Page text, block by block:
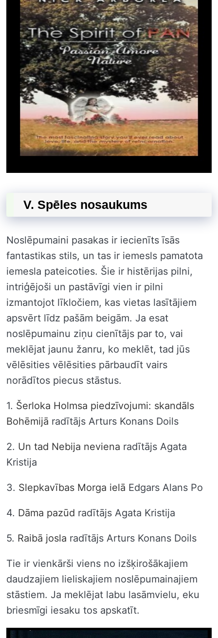
V. Spēles nosaukums
Noslēpumaini pasakas ir iecienīts īsās
fantastikas stils, un tas ir iemesls pamatota
iemesla pateicoties. Šie ir histērijas pilni,
intriģējoši un pastāvīgi vien ir pilni
izmantojot līkločiem, kas vietas lasītājiem
apsvērt līdz pašām beigām. Ja esat
noslēpumainu ziņu cienītājs par to, vai
meklējat jaunu žanru, ko meklēt, tad jūs
vēlēsities vēlēsities pārbaudīt vairs
norādītos piecus stāstus.
1. Šerloka Holmsa piedzīvojumi: skandāls
Bohēmijā radītājs Arturs Konans Doils
2. Un tad Nebija neviena radītājs Agata
Kristija
3. Slepkavības Morga ielā Edgars Alans Po
4. Dāma pazūd radītājs Agata Kristija
5. Raibā josla radītājs Arturs Konans Doils
Tie ir vienkārši viens no izšķirošākajiem
daudzajiem lieliskajiem noslēpumainajiem
stāstiem. Ja meklējat labu lasāmvielu, eku
briesmīgi iesaku tos apskatīt.